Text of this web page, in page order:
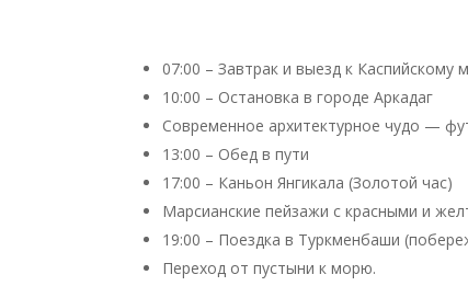
07:00 – Завтрак и выезд к Каспийскому
10:00 – Остановка в городе Аркадаг
Современное архитектурное чудо —
13:00 – Обед в пути
17:00 – Каньон Янгикала (Золотой час)
Марсианские пейзажи с красными и
19:00 – Поездка в Туркменбаши
Переход от пустыни к морю.